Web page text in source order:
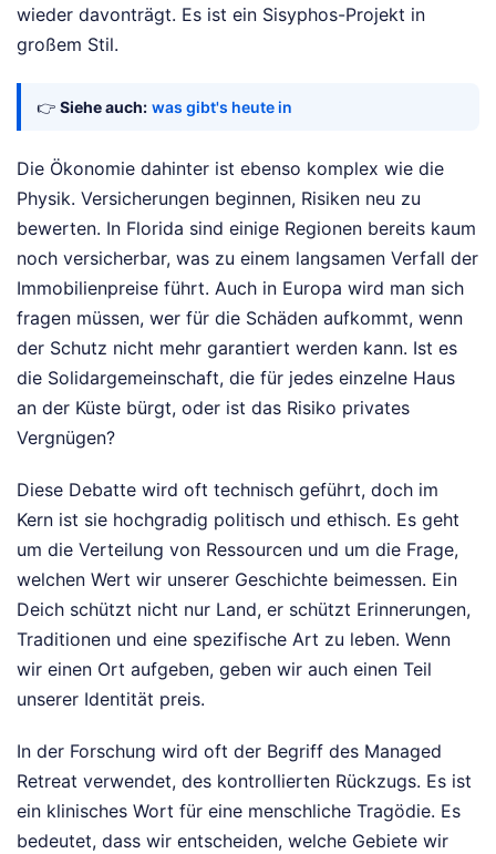
wieder davonträgt. Es ist ein Sisyphos-Projekt in
großem Stil.
👉 Siehe auch: was gibt's heute in
Die Ökonomie dahinter ist ebenso komplex wie die
Physik. Versicherungen beginnen, Risiken neu zu
bewerten. In Florida sind einige Regionen bereits kaum
noch versicherbar, was zu einem langsamen Verfall der
Immobilienpreise führt. Auch in Europa wird man sich
fragen müssen, wer für die Schäden aufkommt, wenn
der Schutz nicht mehr garantiert werden kann. Ist es
die Solidargemeinschaft, die für jedes einzelne Haus
an der Küste bürgt, oder ist das Risiko privates
Vergnügen?
Diese Debatte wird oft technisch geführt, doch im
Kern ist sie hochgradig politisch und ethisch. Es geht
um die Verteilung von Ressourcen und um die Frage,
welchen Wert wir unserer Geschichte beimessen. Ein
Deich schützt nicht nur Land, er schützt Erinnerungen,
Traditionen und eine spezifische Art zu leben. Wenn
wir einen Ort aufgeben, geben wir auch einen Teil
unserer Identität preis.
In der Forschung wird oft der Begriff des Managed
Retreat verwendet, des kontrollierten Rückzugs. Es ist
ein klinisches Wort für eine menschliche Tragödie. Es
bedeutet, dass wir entscheiden, welche Gebiete wir